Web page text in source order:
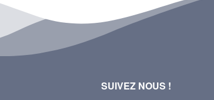
SUIVEZ NOUS !